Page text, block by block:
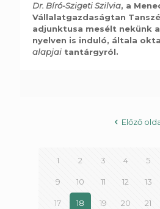
Dr. Bíró-Szigeti Szilvia, a
Vállalatgazdaságtan
adjunktusa mesélt nekünk
nyelven is induló, általa
alapjai tantárgyról.
Előző
1 2 3 4 5
9 10 11 12 13
17 18 19 20 21